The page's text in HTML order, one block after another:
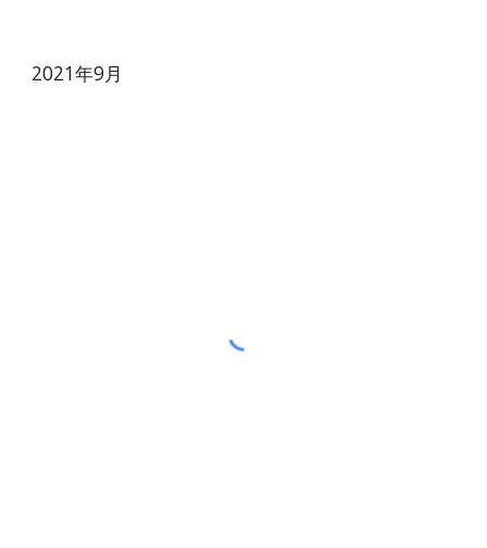
2021年9月